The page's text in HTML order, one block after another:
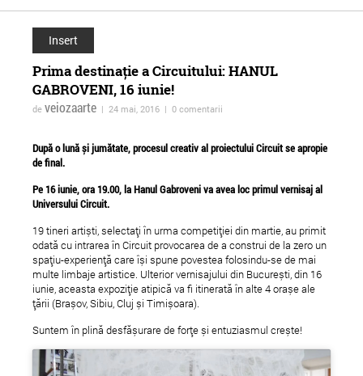
Școala ADC*RO, ediția
2014
Alternative - Câți eu?
Insert
Prima destinație a Circuitului: HANUL
GABROVENI, 16 iunie!
de veiozaarte | 24 mai, 2016 | 0 comentarii
După o lună și jumătate, procesul creativ al proiectului Circuit se apropie
de final.
Pe16 iunie, ora 19.00, la Hanul Gabroveniva avea loc primul vernisaj al
Universului Circuit.
19 tineri artiști, selectați în urma competiției din martie, au primit
odată cu intrarea în Circuit provocarea de a construi de la zero un
spațiu-experiență care își spune povestea folosindu-se de mai
multe limbaje artistice. Ulterior vernisajului din București, din 16
iunie, aceasta expoziție atipică va fi itinerată în alte 4 orașe ale
țării (Brașov, Sibiu, Cluj și Timișoara).
Suntem în plină desfășurare de forțe și entuziasmul crește!